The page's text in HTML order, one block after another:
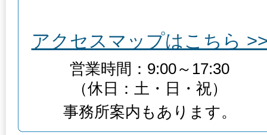
アクセスマップはこちら
営業時間：9:00～17:30
（休日：土・日・祝）
事務所案内もあります。